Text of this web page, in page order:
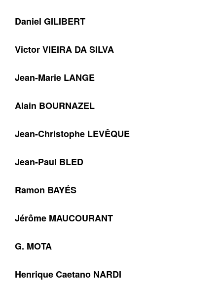
Daniel GILIBERT
Victor VIEIRA DA SILVA
Jean-Marie LANGE
Alain BOURNAZEL
Jean-Christophe LEVÊQUE
Jean-Paul BLED
Ramon BAYÉS
Jérôme MAUCOURANT
G. MOTA
Henrique Caetano NARDI